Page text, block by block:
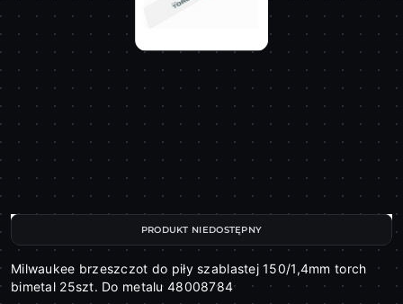
Milwaukee brzeszczot do piły szablastej 150/1,4mm torch
bimetal 25szt. Do metalu 48008784
PRODUKT NIEDOSTĘPNY